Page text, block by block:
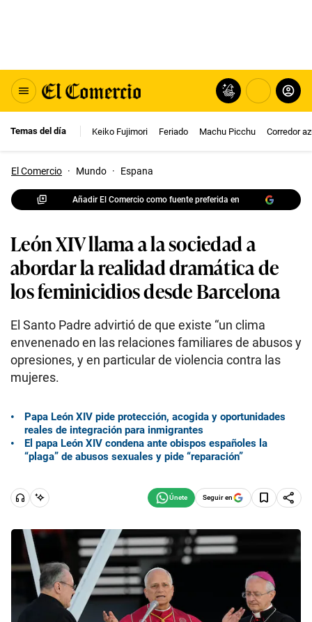
Temas del día Keiko Fujimori Feriado Machu Picchu Corredor
El Comercio · Mundo · Espana
Añadir El Comercio como fuente preferida en
León XIV llama a la sociedad a
abordar la realidad dramática de
los feminicidios desde Barcelona
El Santo Padre advirtió de que existe “un clima
envenenado en las relaciones familiares de abusos y
opresiones, y en particular de violencia contra las
mujeres.
Papa León XIV pide protección, acogida y oportunidades
reales de integración para inmigrantes
El papa León XIV condena ante obispos españoles la
“plaga” de abusos sexuales y pide “reparación”
Seguir en